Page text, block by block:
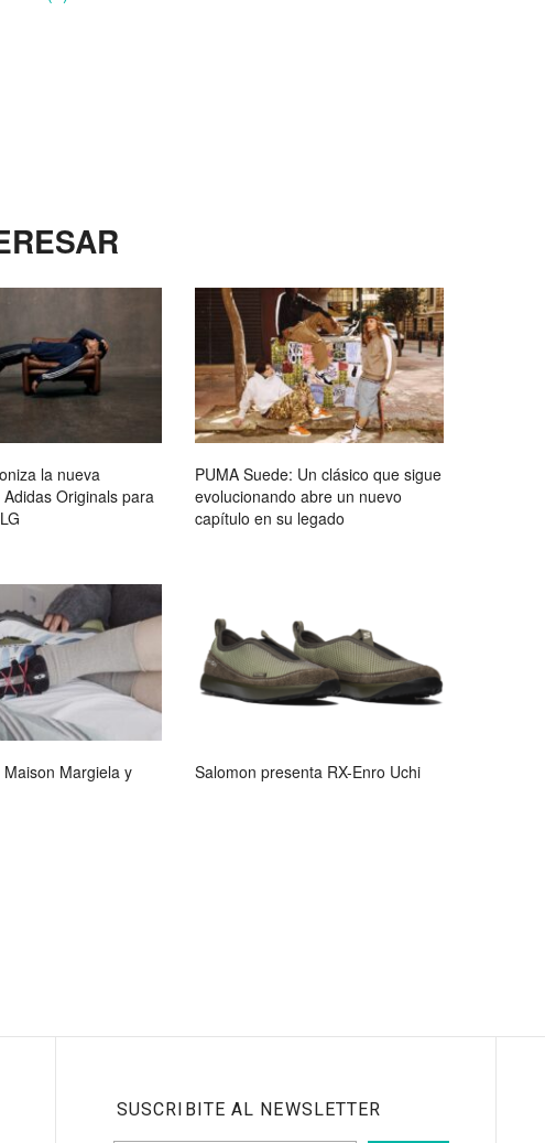
la nueva
Originals para
PUMA Suede: Un clásico que sigue
evolucionando abre un nuevo
capítulo en su legado
Margiela y
Salomon presenta RX-Enro Uchi
SUSCRIBITE AL NEWSLETTER